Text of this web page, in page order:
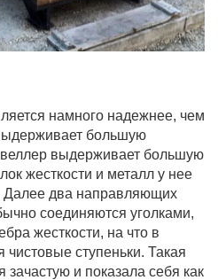
намного надежнее, чем
большую
выдерживает большую
жесткости и металл у нее
два направляющих
соединяются уголками,
жесткости, на что в
ступеньки. Такая
зачастую и показала себя как